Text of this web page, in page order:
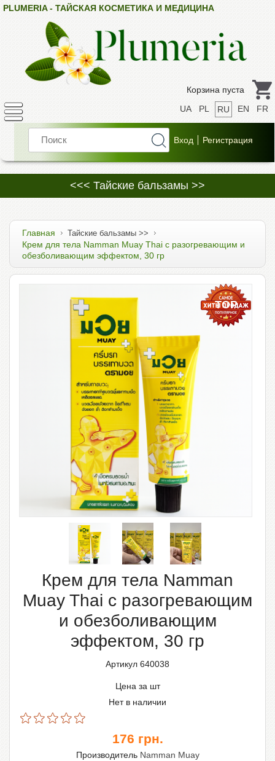
PLUMERIA - ТАЙСКАЯ КОСМЕТИКА И МЕДИЦИНА
Корзина пуста
UA
PL RU EN FR
<<< Тайские бальзамы >>
Главная Тайские бальзамы >>
Крем для тела Namman Muay Thai с разогревающим и
обезболивающим эффектом, 30 гр
Крем для тела Namman
Muay Thai с разогревающим
и обезболивающим
эффектом, 30 гр
Артикул 640038
Цена за шт
Нет в наличии
176 грн.
Производитель Namman Muay